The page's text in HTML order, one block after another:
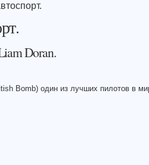
Doran.
Bomb) один из лучших пилотов в